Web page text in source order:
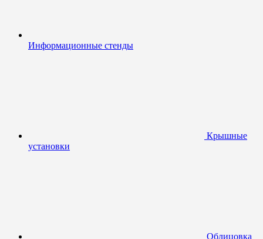
Информационные стенды
Крышные
установки
Облицовка